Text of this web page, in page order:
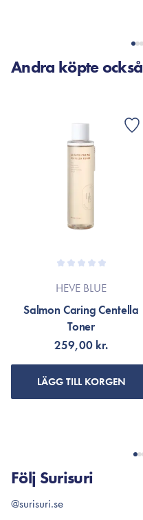
Andra köpte också
HEVE BLUE
Salmon Caring Centella
Toner
259,00 kr.
LÄGG TILL KORGEN
Följ Surisuri
@surisuri.se